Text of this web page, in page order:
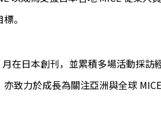
。
在日本創刊，並累積多場活動採訪
致力於成長為關注亞洲與全球